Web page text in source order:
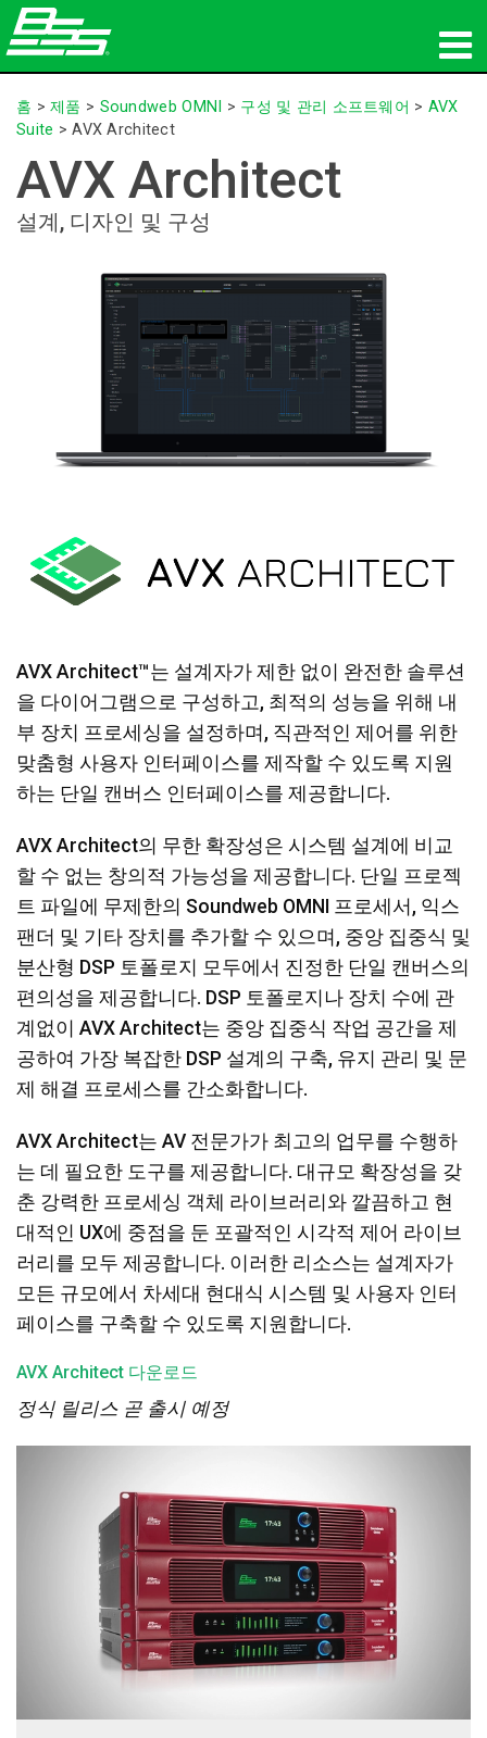
제품
구매처
홈 >제품 > Soundweb OMNI > 구성 및 관리 소프트웨어 > AVX
Suite >AVX Architect
AVX Architect
설계, 디자인 및 구성
AVX Architect™는 설계자가 제한 없이 완전한 솔루션
을 다이어그램으로 구성하고, 최적의 성능을 위해 내
부 장치 프로세싱을 설정하며, 직관적인 제어를 위한
맞춤형 사용자 인터페이스를 제작할 수 있도록 지원
하는 단일 캔버스 인터페이스를 제공합니다.
AVX Architect의 무한 확장성은 시스템 설계에 비교
할 수 없는 창의적 가능성을 제공합니다. 단일 프로젝
트 파일에 무제한의 Soundweb OMNI 프로세서, 익스
팬더 및 기타 장치를 추가할 수 있으며, 중앙 집중식 및
분산형 DSP 토폴로지 모두에서 진정한 단일 캔버스의
편의성을 제공합니다. DSP 토폴로지나 장치 수에 관
계없이 AVX Architect는 중앙 집중식 작업 공간을 제
공하여 가장 복잡한 DSP 설계의 구축, 유지 관리 및 문
제 해결 프로세스를 간소화합니다.
AVX Architect는 AV 전문가가 최고의 업무를 수행하
는 데 필요한 도구를 제공합니다. 대규모 확장성을 갖
춘 강력한 프로세싱 객체 라이브러리와 깔끔하고 현
대적인 UX에 중점을 둔 포괄적인 시각적 제어 라이브
러리를 모두 제공합니다. 이러한 리소스는 설계자가
모든 규모에서 차세대 현대식 시스템 및 사용자 인터
페이스를 구축할 수 있도록 지원합니다.
AVX Architect 다운로드
정식 릴리스 곧 출시 예정